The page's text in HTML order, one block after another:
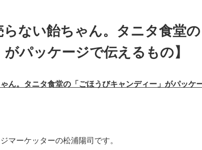
らない飴ちゃん。タニタ食堂
パッケージで伝えるもの】
ん。タニタ食堂の「ごほうびキャンディー」がパッケ
マーケッターの松浦陽司です。